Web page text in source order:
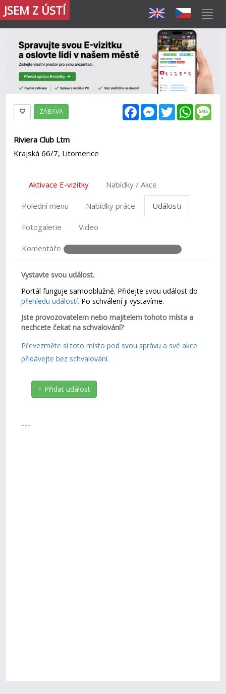
JSEM Z ÚSTÍ
FacebookMessenger
Twitter
ZÁBAVA
Riviera Club Ltm
Krajská 66/7, Litomerice
Aktivace E-vizitky Nabídky / Akce
Polední menu Nabídky práce Události
Fotogalerie Video
Komentáře
Vystavte svou událost.
Portál funguje samooblužně. Přidejte svou událost do
přehledu událostí. Po schválení ji vystavíme.
Jste provozovatelem nebo majitelem tohoto místa a
nechcete čekat na schvalování?
Převezměte si toto místo pod svou správu a své akce
přidávejte bez schvalování.
+ Přidat událost
---